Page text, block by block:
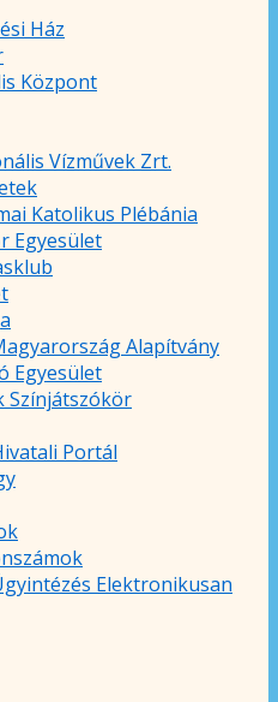
Ház
Központ
Vízművek Zrt.
Katolikus Plébánia
Egyesület
Alapítvány
Egyesület
Színjátszókör
Portál
Elektronikusan